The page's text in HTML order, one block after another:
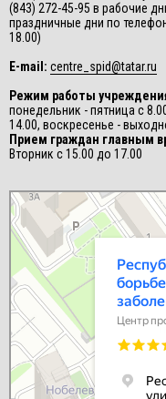
(843) 272-45-95 в рабочие
праздничные дни по
18.00)
E-mail: centre_spid@tatar.ru
Режим работы
понедельник - пятница с
14.00, воскресенье -
Прием граждан главным
Вторник с 15.00 до 17.00
Республиканский центр по
инфекционными заболеваниями
Центр профилактики СПИДа в